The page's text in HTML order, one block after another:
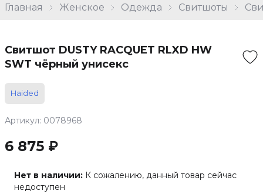
Главная Женское Одежда Свитшоты
Свитшот DUSTY RACQUET RLXD HW
SWT чёрный унисекс
Haided
Артикул: 0078968
6 875 ₽
Нет в наличии: К сожалению, данный товар сейчас
недоступен